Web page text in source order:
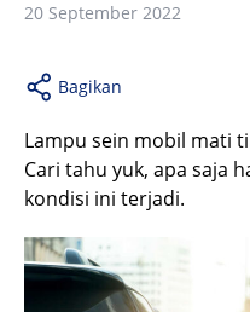
20 September 2022
Bagikan
Lampu sein mobil mati
Cari tahu yuk, apa saja
kondisi ini terjadi.